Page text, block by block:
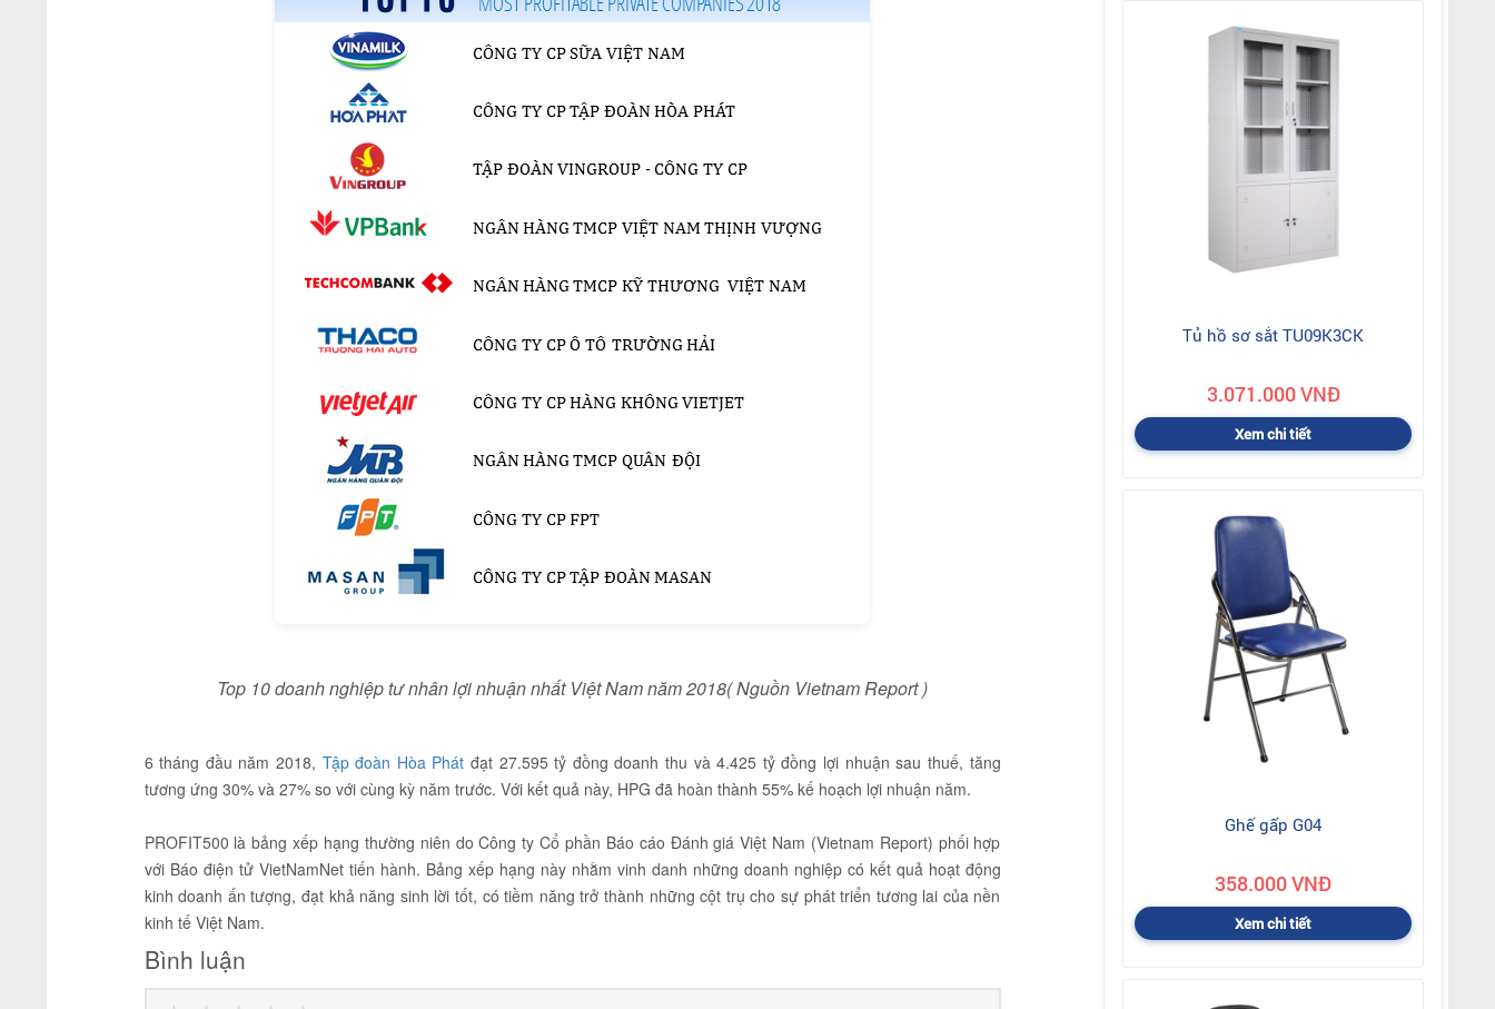
Top 10 doanh nghiệp tư nhân lợi nhuận nhất Việt Nam năm 2018( Nguồn Vietnam Report )
6 tháng đầu năm 2018, Tập đoàn Hòa Phát đạt 27.595 tỷ đồng doanh thu và 4.425 tỷ đồng lợi nhuận sau thuế, tăng
tương ứng 30% và 27% so với cùng kỳ năm trước. Với kết quả này, HPG đã hoàn thành 55% kế hoạch lợi nhuận năm.
PROFIT500 là bảng xếp hạng thường niên do Công ty Cổ phần Báo cáo Đánh giá Việt Nam (Vietnam Report) phối hợp
với Báo điện tử VietNamNet tiến hành. Bảng xếp hạng này nhằm vinh danh những doanh nghiệp có kết quả hoạt động
kinh doanh ấn tượng, đạt khả năng sinh lời tốt, có tiềm năng trở thành những cột trụ cho sự phát triển tương lai của nền
kinh tế Việt Nam.
Bình luận
Tủ hồ sơ sắt TU09K3CK
3.071.000 VNĐ
Xem chi tiết
Ghế gấp G04
358.000 VNĐ
Xem chi tiết